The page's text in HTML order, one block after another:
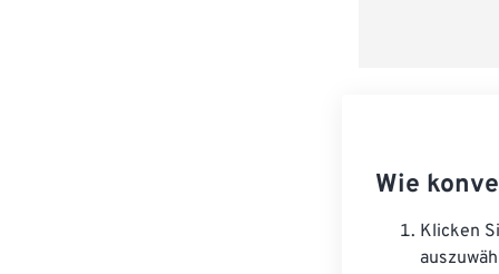
Wie
Klicken